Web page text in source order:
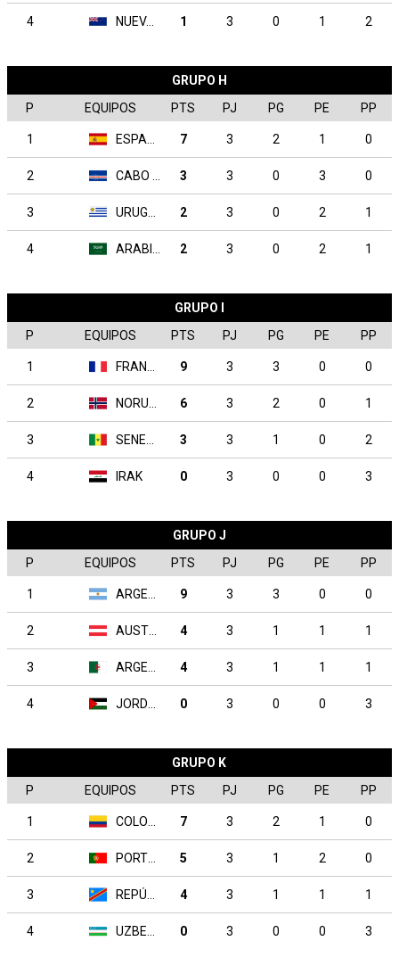
4 NUEVA ZELANDA 1 3 0 1 2
GRUPO H
P
EQUIPOS PTS PJ PG PE PP
1 7 3 2 1 0
2 3 3 0 3 0
3 2 3 0 2 1
4 2 3 0 2 1
GRUPO I
P
EQUIPOS PTS PJ PG PE PP
1 9 3 3 0 0
2 6 3 2 0 1
3 3 3 1 0 2
4 IRAK 0 3 0 0 3
GRUPO J
P
EQUIPOS PTS PJ PG PE PP
1 9 3 3 0 0
2 4 3 1 1 1
3 4 3 1 1 1
4 0 3 0 0 3
GRUPO K
P
EQUIPOS PTS PJ PG PE PP
1 7 3 2 1 0
2 5 3 1 2 0
3 4 3 1 1 1
4 0 3 0 0 3